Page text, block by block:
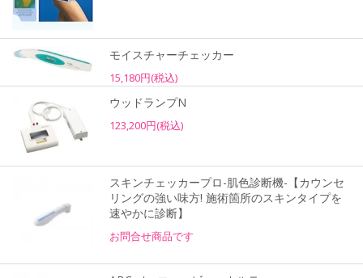
モイスチャーチェッカー
15,180円(税込)
ウッドランプN
123,200円(税込)
スキンチェッカープロ-肌色診断機-【カウンセ
リングの強い味方! 施術箇所のスキンタイプを
速やかに診断】
お問合せ商品です